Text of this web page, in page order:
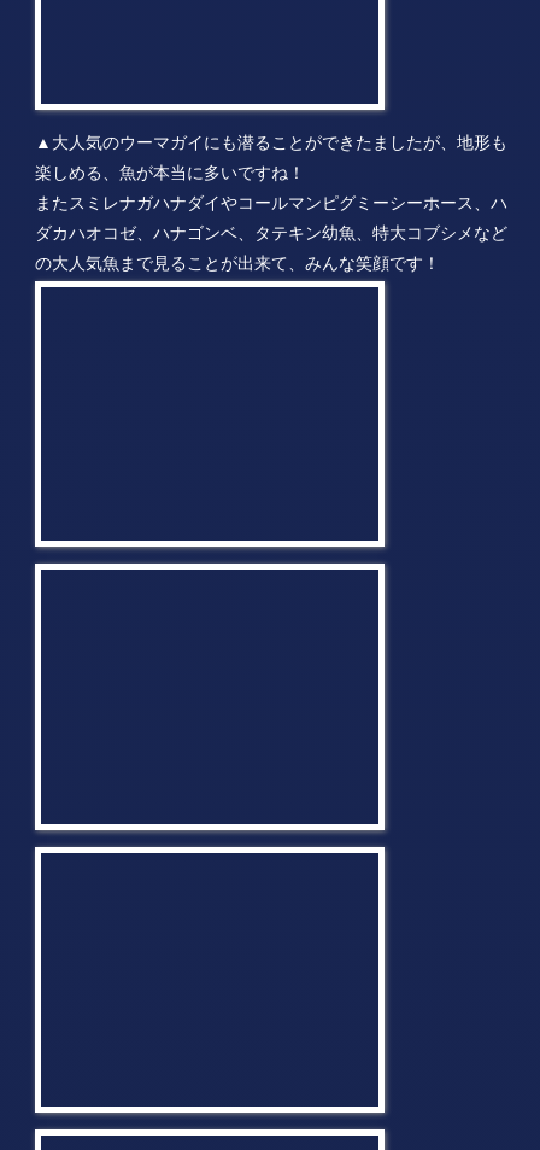
▲大人気のウーマガイにも潜ることができたましたが、地形も
楽しめる、魚が本当に多いですね！
またスミレナガハナダイやコールマンピグミーシーホース、ハ
ダカハオコゼ、ハナゴンベ、タテキン幼魚、特大コブシメなど
の大人気魚まで見ることが出来て、みんな笑顔です！